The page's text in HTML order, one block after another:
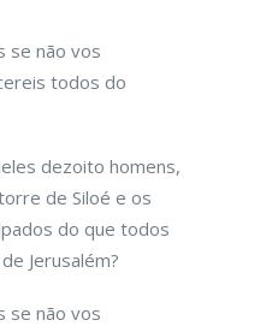
se não vos
todos do
dezoito homens,
de Siloé e os
do que todos
Jerusalém?
se não vos